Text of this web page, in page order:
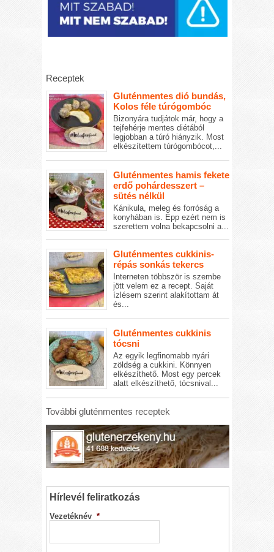
Receptek
Gluténmentes dió bundás,
Kolos féle túrógombóc
Bizonyára tudjátok már, hogy a
tejfehérje mentes diétából
legjobban a túró hiányzik. Most
elkészítettem túrógombócot,...
Gluténmentes hamis fekete
erdő pohárdesszert –
sütés nélkül
Kánikula, meleg és forróság a
konyhában is. Épp ezért nem is
szerettem volna bekapcsolni a...
Gluténmentes cukkinis-
répás sonkás tekercs
Interneten többször is szembe
jött velem ez a recept. Saját
ízlésem szerint alakítottam át
és...
Gluténmentes cukkinis
tócsni
Az egyik legfinomabb nyári
zöldség a cukkini. Könnyen
elkészíthető. Most egy percek
alatt elkészíthető, tócsnival...
További gluténmentes receptek
Hírlevél feliratkozás
Vezetéknév *